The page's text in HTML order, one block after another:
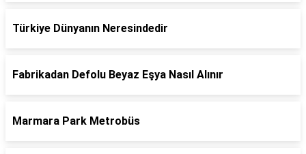
Türkiye Dünyanın Neresindedir
Fabrikadan Defolu Beyaz Eşya Nasıl Alınır
Marmara Park Metrobüs